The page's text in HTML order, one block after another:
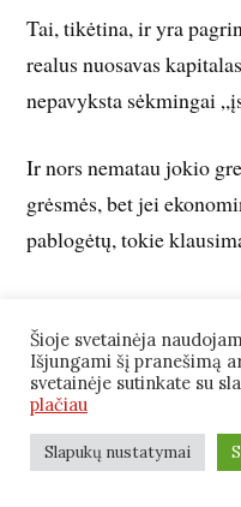
Tai, tikėtina, ir yra
realus nuosavas
nepavyksta sėkmingai
Ir nors nematau jokio
grėsmės, bet jei
pablogėtų, tokie
būtų lengva pritraukti
papildomo kapitalo.
Priešingai nei Finbee,
Šioje svetainėja
Išjungami šį pranešimą
svetainėje sutinkate su
plačiau
Slapukų nustatymai